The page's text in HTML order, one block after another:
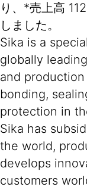
り、*売上高
しました。
Sika is a
globally
and
bonding,
protection in
Sika has
the world,
develops
customers